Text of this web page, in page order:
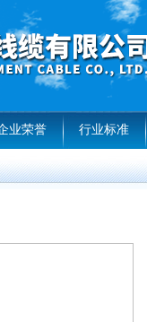
业荣誉 行业标准